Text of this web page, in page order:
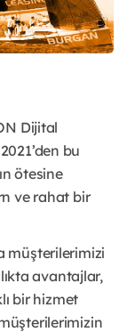
Dijital
bu
ötesine
ve rahat bir
müşterilerimizi
avantajlar,
bir hizmet